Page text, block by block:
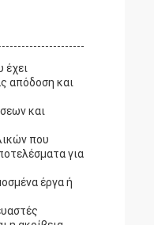
έχει
απόδοση και
και
που
για
έργα ή